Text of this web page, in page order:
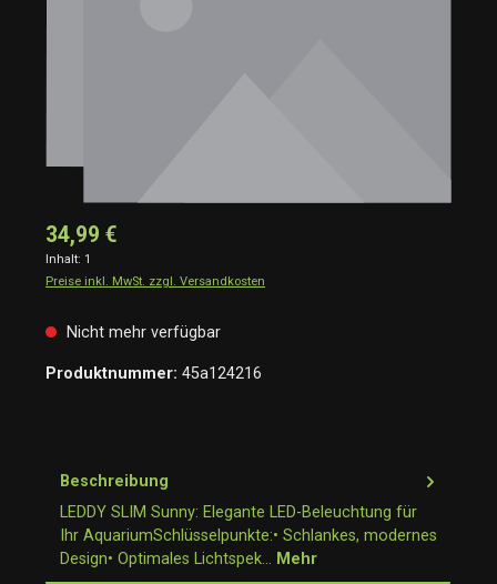
34,99 €
Inhalt: 1
Preise inkl. MwSt. zzgl. Versandkosten
Nicht mehr verfügbar
Produktnummer: 45a124216
Beschreibung
LEDDY SLIM Sunny: Elegante LED-Beleuchtung für
Ihr AquariumSchlüsselpunkte:• Schlankes, modernes
Design• Optimales Lichtspek… Mehr